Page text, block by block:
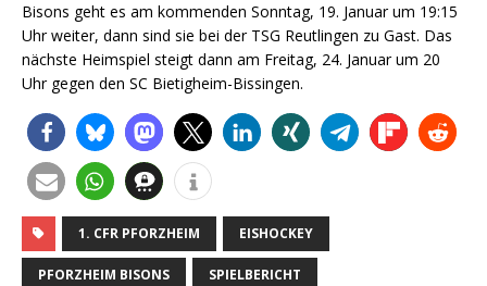
Bisons geht es am kommenden Sonntag, 19. Januar um 19:15
Uhr weiter, dann sind sie bei der TSG Reutlingen zu Gast. Das
nächste Heimspiel steigt dann am Freitag, 24. Januar um 20
Uhr gegen den SC Bietigheim-Bissingen.
1. CFR PFORZHEIM EISHOCKEY
PFORZHEIM BISONS SPIELBERICHT